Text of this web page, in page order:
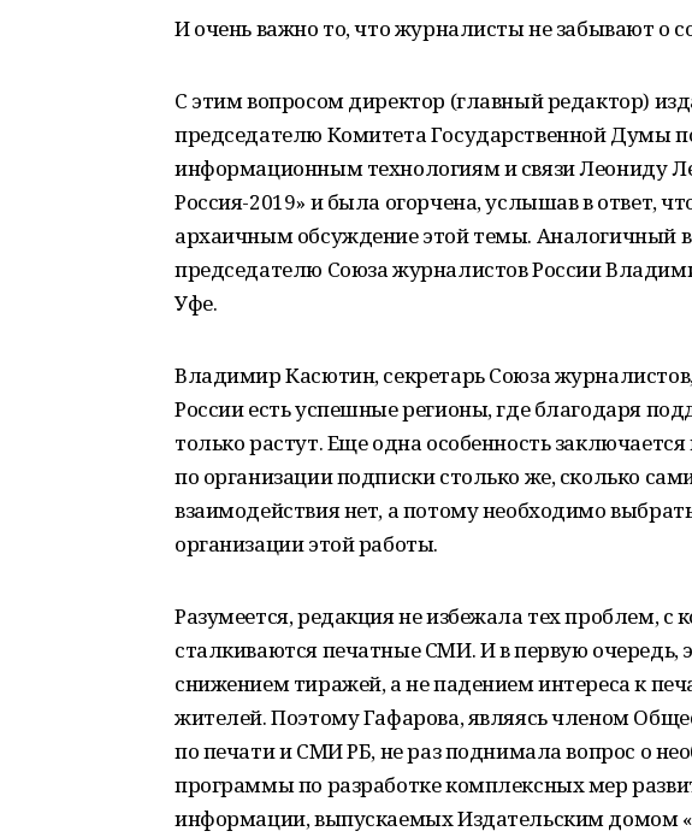
И очень важно то, что журналисты не забывают о
С этим вопросом директор (главный редактор)
председателю Комитета Государственной Думы
информационным технологиям и связи Леониду
Россия-2019» и была огорчена, услышав в ответ,
архаичным обсуждение этой темы. Аналогичный
председателю Союза журналистов России
Уфе.
Владимир Касютин, секретарь Союза
России есть успешные регионы, где благодаря
только растут. Еще одна особенность
по организации подписки столько же, сколько
взаимодействия нет, а потому необходимо
организации этой работы.
Разумеется, редакция не избежала тех проблем,
сталкиваются печатные СМИ. И в первую очередь,
снижением тиражей, а не падением интереса к
жителей. Поэтому Гафарова, являясь членом
по печати и СМИ РБ, не раз поднимала вопрос о
программы по разработке комплексных мер
информации, выпускаемых Издательским домом